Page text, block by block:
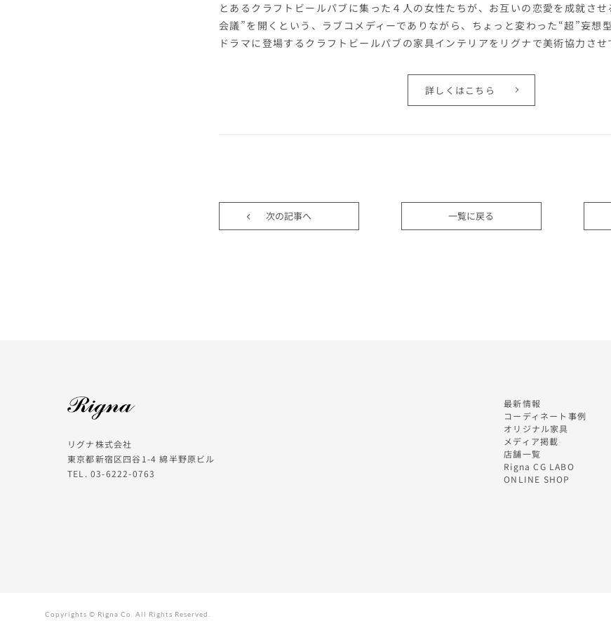
とあるクラフトビールパブに集った４人の女性たちが、お互いの恋愛を成就さ
会議”を開くという、ラブコメディーでありながら、ちょっと変わった“超”妄想
ドラマに登場するクラフトビールパブの家具インテリアをリグナで美術協力させ
詳しくはこちら
次の記事へ 一覧に戻る
リグナ株式会社
東京都新宿区四谷1-4 綿半野原ビル
TEL. 03-6222-0763
最新情報
コーディネート事例
オリジナル家具
メディア掲載
店舗一覧
Rigna CG LABO
ONLINE SHOP
Copyrights © Rigna Co. All Rights Reserved.